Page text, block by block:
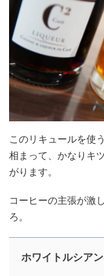
このリキュールを使
相まって、かなりキ
がります。
コーヒーの主張が激
ろ。
ホワイトルシアン